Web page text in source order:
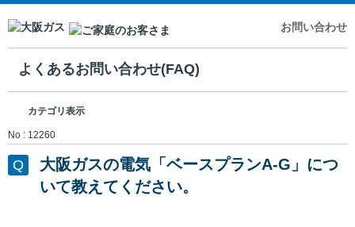
お問い合わせ
よくあるお問い合わせ(FAQ)
カテゴリ表示
No : 12260
大阪ガスの電気「ベースプランA-G」につ
いて教えてください。